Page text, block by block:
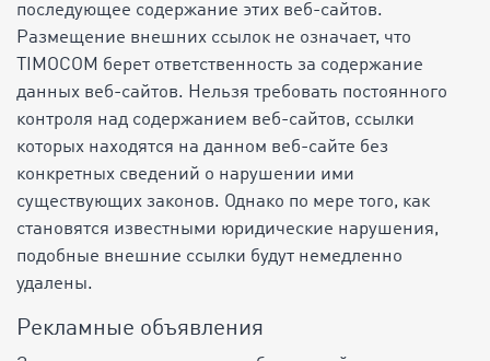
последующее содержание этих веб-сайтов.
Размещение внешних ссылок не означает, что
TIMOCOM берет ответственность за содержание
данных веб-сайтов. Нельзя требовать постоянного
контроля над содержанием веб-сайтов, ссылки
которых находятся на данном веб-сайте без
конкретных сведений о нарушении ими
существующих законов. Однако по мере того, как
становятся известными юридические нарушения,
подобные внешние ссылки будут немедленно
удалены.
Рекламные объявления